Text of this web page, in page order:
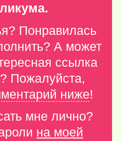
Понравилась
А может
ссылка
Пожалуйста,
ниже!
мне лично?
на моей